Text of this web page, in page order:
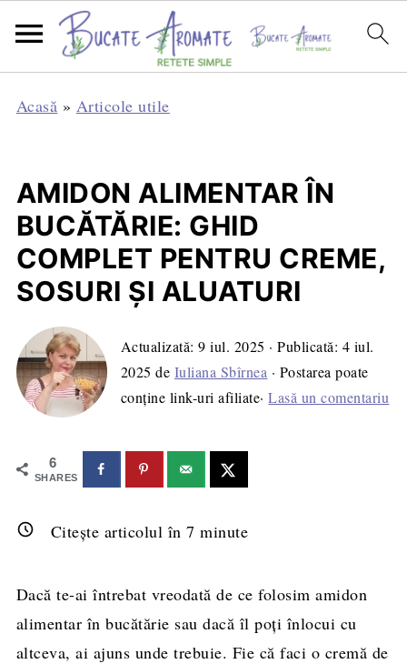
Acasă » Articole utile
AMIDON ALIMENTAR ÎN
BUCĂTĂRIE: GHID
COMPLET PENTRU CREME,
SOSURI ȘI ALUATURI
Actualizată:9 iul. 2025 · Publicată: 4 iul.
2025 de Iuliana Sbîrnea · Postarea poate
conține link-uri afiliate·Lasă un comentariu
6
SHARES
Citește articolul în7 minute
Dacă te-ai întrebat vreodată de ce folosim amidon
alimentar în bucătărie sau dacă îl poți înlocui cu
altceva, ai ajuns unde trebuie. Fie că faci o cremă de